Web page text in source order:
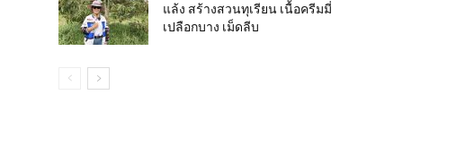
แล้ง สร้างสวนทุเรียน เนื้อครีมมี่
เปลือกบาง เม็ดลีบ